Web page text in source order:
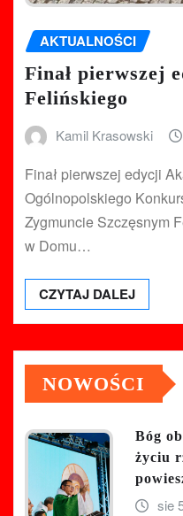
AKTUALNOŚCI
Finał pierwszej
Felińskiego
Kamil Krasowski
Finał pierwszej edycji
Ogólnopolskiego
Zygmuncie Szczęsnym
w Domu…
CZYTAJ DALEJ
NOWOŚCI
Bóg
życiu
sie